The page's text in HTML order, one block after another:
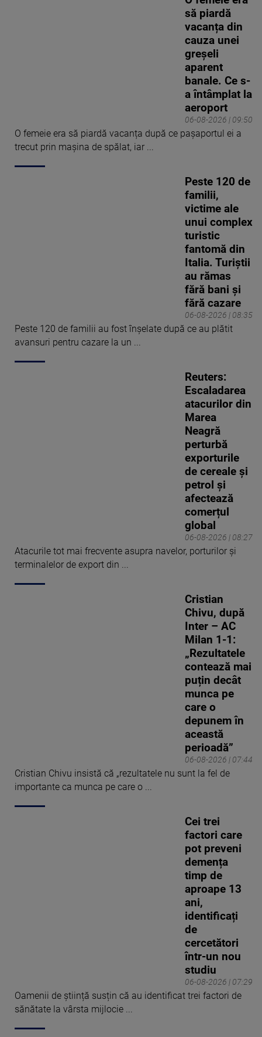
06-08-2026 | 09:50
să piardă
vacanța din
cauza unei
greșeli
aparent
banale. Ce s-
a întâmplat la
aeroport
O femeie era să piardă vacanța după ce pașaportul ei a
trecut prin mașina de spălat, iar ...
06-08-2026 | 08:35
Peste 120 de
familii,
victime ale
unui complex
turistic
fantomă din
Italia. Turiștii
au rămas
fără bani și
fără cazare
Peste 120 de familii au fost înșelate după ce au plătit
avansuri pentru cazare la un ...
06-08-2026 | 08:27
Reuters:
Escaladarea
atacurilor din
Marea
Neagră
perturbă
exporturile
de cereale și
petrol și
afectează
comerțul
global
Atacurile tot mai frecvente asupra navelor, porturilor și
terminalelor de export din ...
06-08-2026 | 07:44
Cristian
Chivu, după
Inter – AC
Milan 1-1:
„Rezultatele
contează mai
puțin decât
munca pe
care o
depunem în
această
perioadă”
Cristian Chivu insistă că „rezultatele nu sunt la fel de
importante ca munca pe care o ...
06-08-2026 | 07:29
Cei trei
factori care
pot preveni
demența
timp de
aproape 13
ani,
identificați
de
cercetători
într-un nou
studiu
Oamenii de știință susțin că au identificat trei factori de
sănătate la vârsta mijlocie ...